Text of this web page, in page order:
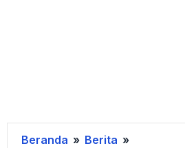
Beranda » Berita »